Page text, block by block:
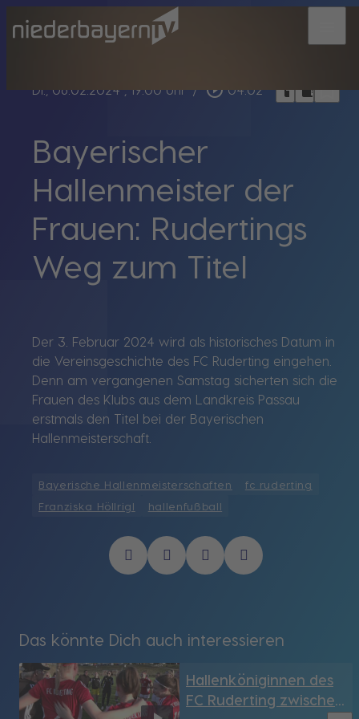
Di., 06.02.2024, 19:00 Uhr / play_circle_outline 04:02 headphoneschrome_reader_modebookmark_border
Bayerischer
Hallenmeister der
Frauen: Rudertings
Weg zum Titel
Der 3. Februar 2024 wird als historisches Datum in
die Vereinsgeschichte des FC Ruderting eingehen.
Denn am vergangenen Samstag sicherten sich die
Frauen des Klubs aus dem Landkreis Passau
erstmals den Titel bei der Bayerischen
Hallenmeisterschaft.
Bayerische Hallenmeisterschaften
fc ruderting
Franziska Höllrigl
hallenfußball
Das könnte Dich auch interessieren
Hallenköniginnen des
FC Ruderting zwischen